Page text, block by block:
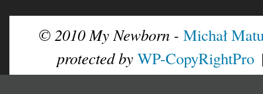
© 2010 My Newborn - Michał
protected byWP-CopyRightPro